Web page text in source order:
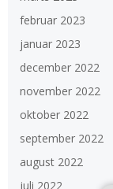
februar 2023
januar 2023
december 2022
november 2022
oktober 2022
september 2022
august 2022
juli 2022